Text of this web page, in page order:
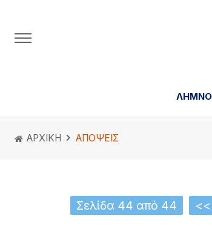
ΑΡΧΙΚΗ ΑΠΟΨΕΙΣ
Σελίδα 44 από 44